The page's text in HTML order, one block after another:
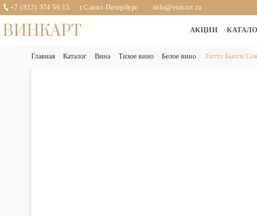
+7 (812) 374 56 15 г.Санкт-Петербург info@vincart.ru
ВИНКАРТ АКЦИИ
Главная Каталог Вина Тихое вино Белое вино Литтл Бьюти